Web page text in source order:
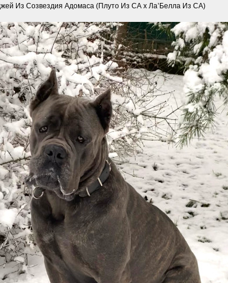
Из Созвездия Адомаса (Плуто Из СА х Ла’Белла Из СА)